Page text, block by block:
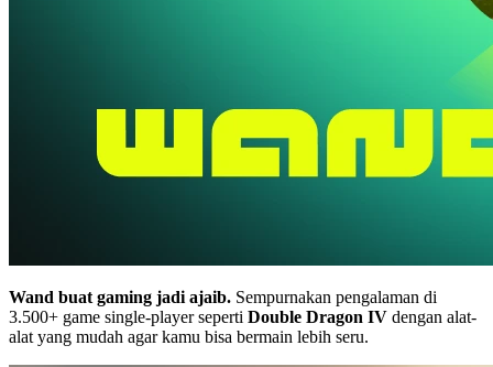
Wand buat gaming jadi ajaib. Sempurnakan pengalaman di
3.500+ game single-player seperti Double Dragon IV dengan alat-
alat yang mudah agar kamu bisa bermain lebih seru.